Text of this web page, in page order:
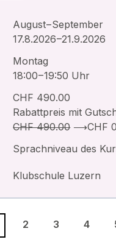
August – September
17.8.2026 –21.9.2026
Montag
18:00 – 19:50 Uhr
CHF 490.00
Rabattpreis mit
CHF 490.00⟶CHF
Sprachniveau des
Klubschule Luzern
2 3 4